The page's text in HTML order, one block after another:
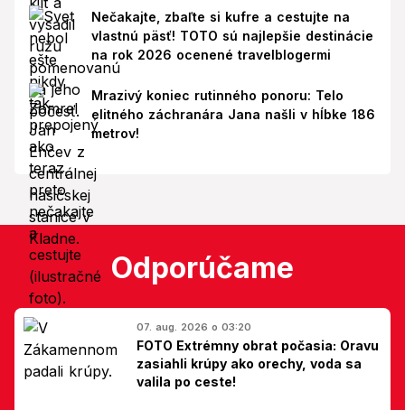
Nečakajte, zbaľte si kufre a cestujte na
vlastnú päsť! TOTO sú najlepšie destinácie
na rok 2026 ocenené travelblogermi
Mrazivý koniec rutinného ponoru: Telo
elitného záchranára Jana našli v hĺbke 186
metrov!
Odporúčame
07. aug. 2026 o 03:20
FOTO Extrémny obrat počasia: Oravu
zasiahli krúpy ako orechy, voda sa
valila po ceste!